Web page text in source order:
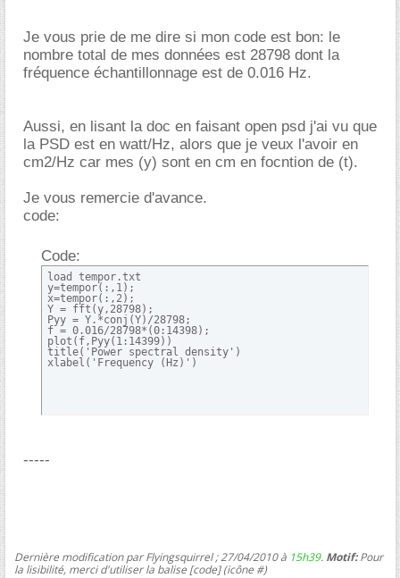
Je vous prie de me dire si mon code est bon: le
nombre total de mes données est 28798 dont la
fréquence échantillonnage est de 0.016 Hz.
Aussi, en lisant la doc en faisant open psd j'ai vu que
la PSD est en watt/Hz, alors que je veux l'avoir en
cm2/Hz car mes (y) sont en cm en focntion de (t).
Je vous remercie d'avance.
code:
Code:
load tempor.txt
y=tempor(:,1);
x=tempor(:,2);
Y = fft(y,28798);
Pyy = Y.*conj(Y)/28798;
f = 0.016/28798*(0:14398);
plot(f,Pyy(1:14399))
title('Power spectral density')
xlabel('Frequency (Hz)')
-----
Dernière modification par Flyingsquirrel ; 27/04/2010 à 15h39. Motif:Pour
la lisibilité, merci d'utiliser la balise [code] (icône #)